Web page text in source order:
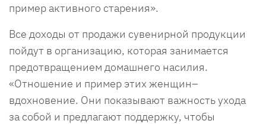
пример активного старения».
Все доходы от продажи сувенирной продукции
пойдут в организацию, которая занимается
предотвращением домашнего насилия.
«Отношение и пример этих женщин–
вдохновение. Они показывают важность ухода
за собой и предлагают поддержку, чтобы